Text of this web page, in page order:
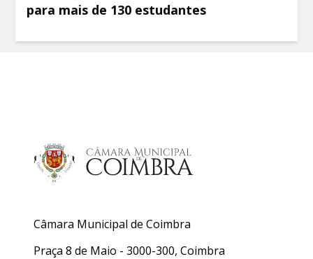
para mais de 130 estudantes
Câmara Municipal de Coimbra
Praça 8 de Maio - 3000-300, Coimbra